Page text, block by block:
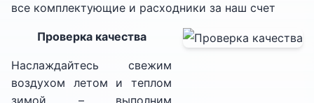
все комплектующие и расходники за наш счет
Проверка качества
Наслаждайтесь свежим
воздухом летом и теплом
зимой – выполним